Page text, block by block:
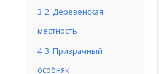
3 2. Деревенская
местность
4 3. Призрачный
особняк